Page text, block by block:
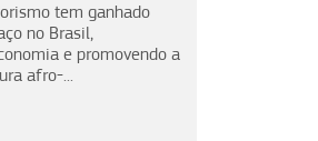
tem ganhado
no Brasil,
e promovendo a
afro-...